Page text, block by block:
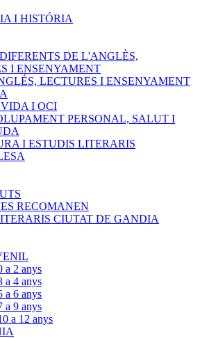
I HISTÓRIA
DE L'ANGLÈS,
I ENSENYAMENT
LECTURES I ENSENYAMENT
I OCI
PERSONAL, SALUT I
I ESTUDIS LITERARIS
RECOMANEN
CIUTAT DE GANDIA
a 2 anys
a 4 anys
a 6 anys
a 9 anys
a 12 anys